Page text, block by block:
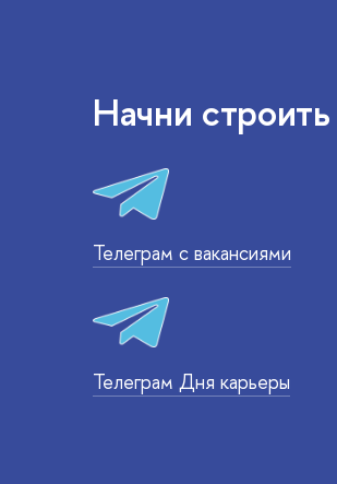
Начни
Телеграм с вакансиями
Телеграм Дня карьеры